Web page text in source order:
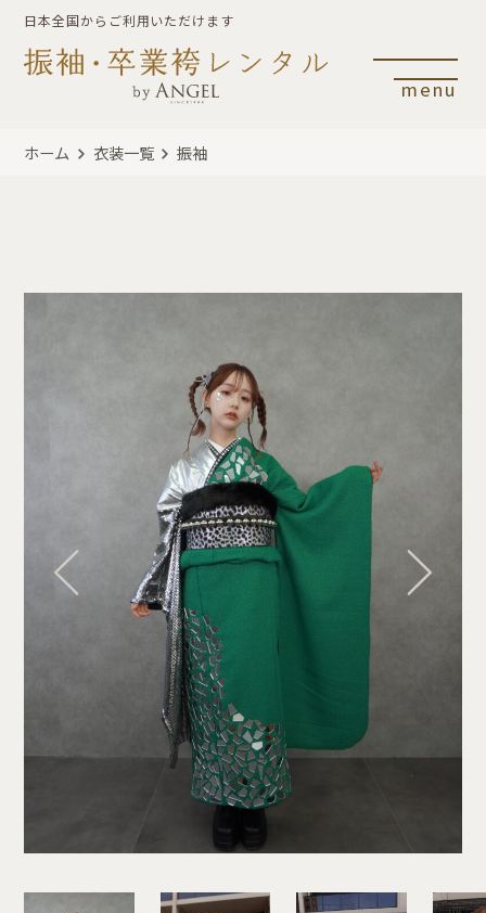
日本全国からご利用いただけます
menu
ホーム 衣装一覧 振袖